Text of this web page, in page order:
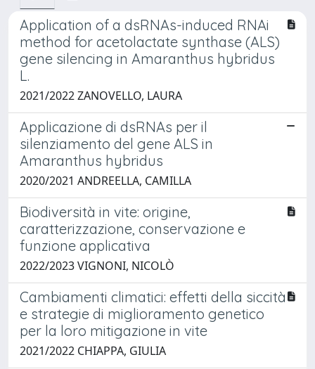
Application of a dsRNAs-induced RNAi
method for acetolactate synthase (ALS)
gene silencing in Amaranthus hybridus
L.
2021/2022 ZANOVELLO, LAURA
Applicazione di dsRNAs per il
silenziamento del gene ALS in
Amaranthus hybridus
2020/2021 ANDREELLA, CAMILLA
Biodiversità in vite: origine,
caratterizzazione, conservazione e
funzione applicativa
2022/2023 VIGNONI, NICOLÒ
Cambiamenti climatici: effetti della siccità
e strategie di miglioramento genetico
per la loro mitigazione in vite
2021/2022 CHIAPPA, GIULIA